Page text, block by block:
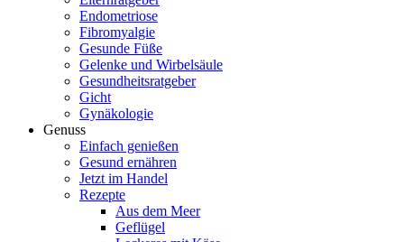
Endometriose
Fibromyalgie
Gesunde Füße
Gelenke und Wirbelsäule
Gesundheitsratgeber
Gicht
Gynäkologie
Genuss
Einfach genießen
Gesund ernähren
Jetzt im Handel
Rezepte
Aus dem Meer
Geflügel